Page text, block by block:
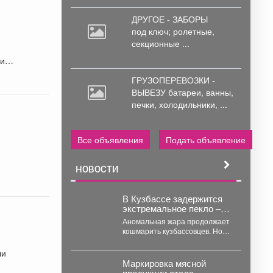
ДРУГОЕ - ЗАБОРЫ
под ключ; ролетные,
секционные ...
ГРУЗОПЕРЕВОЗКИ -
ВЫВЕЗУ батареи, ванны,
печки, холодильники, ...
Все объявления Подать объявление
НОВОСТИ
В Кузбассе задержится
экстремальное пекло –
когда ждать его ухода
Аномальная жара продолжает
кошмарить кузбассовцев. Но
потерпеть. Невыносимое
пекло продлится...
Маркировка мясной